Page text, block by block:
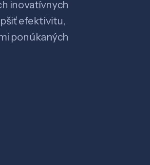
inovatívnych
efektivitu,
ponúkaných